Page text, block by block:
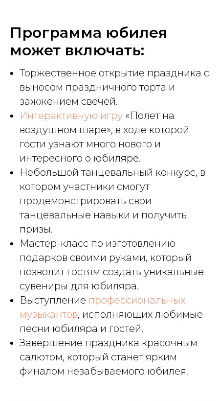
Программа юбилея
может включать:
Торжественное открытие праздника с
выносом праздничного торта и
зажжением свечей.
Интерактивную игру «Полёт на
воздушном шаре», в ходе которой
гости узнают много нового и
интересного о юбиляре.
Небольшой танцевальный конкурс, в
котором участники смогут
продемонстрировать свои
танцевальные навыки и получить
призы.
Мастер-класс по изготовлению
подарков своими руками, который
позволит гостям создать уникальные
сувениры для юбиляра.
Выступление профессиональных
музыкантов, исполняющих любимые
песни юбиляра и гостей.
Завершение праздника красочным
салютом, который станет ярким
финалом незабываемого юбилея.